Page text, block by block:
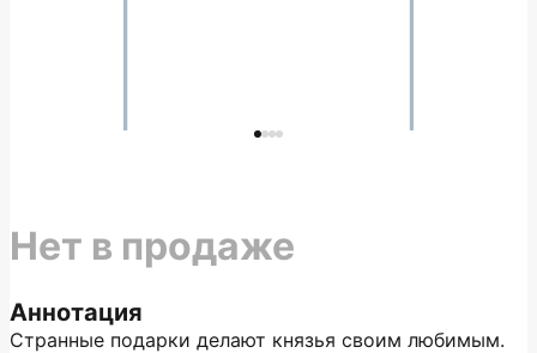
Аннотация
Странные подарки делают князья своим любимым.
Нет в продаже